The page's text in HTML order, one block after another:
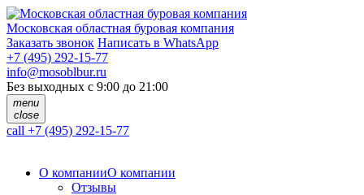
Московская областная буровая компания
Заказать звонок Написать в WhatsApp
+7 (495) 292-15-77
info@mosoblbur.ru
Без выходных с 9:00 до 21:00
menu
close
call +7 (495) 292-15-77
О компанииО компании
Отзывы